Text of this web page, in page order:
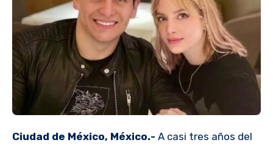
Ciudad de México, México.- A casi tres años del